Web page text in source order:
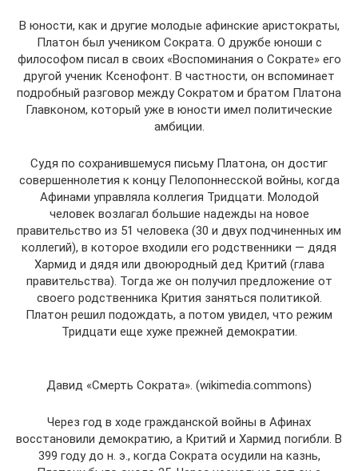
В юности, как и другие молодые афинские аристократы,
Платон был учеником Сократа. О дружбе юноши с
философом писал в своих «Воспоминания о Сократе» его
другой ученик Ксенофонт. В частности, он вспоминает
подробный разговор между Сократом и братом Платона
Главконом, который уже в юности имел политические
амбиции.
Судя по сохранившемуся письму Платона, он достиг
совершеннолетия к концу Пелопоннесской войны, когда
Афинами управляла коллегия Тридцати. Молодой
человек возлагал большие надежды на новое
правительство из 51 человека (30 и двух подчиненных им
коллегий), в которое входили его родственники — дядя
Хармид и дядя или двоюродный дед Критий (глава
правительства). Тогда же он получил предложение от
своего родственника Крития заняться политикой.
Платон решил подождать, а потом увидел, что режим
Тридцати еще хуже прежней демократии.
Давид «Смерть Сократа». (wikimedia.commons)
Через год в ходе гражданской войны в Афинах
восстановили демократию, а Критий и Хармид погибли. В
399 году до н. э., когда Сократа осудили на казнь,